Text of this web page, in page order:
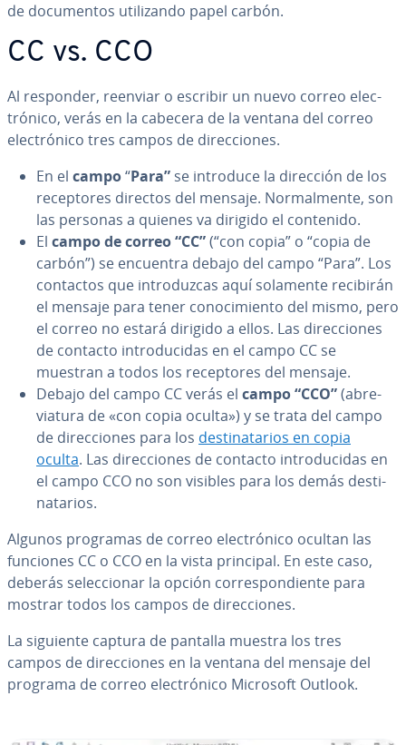
de do­cu­me­n­tos uti­li­za­n­do papel carbón.
CC vs. CCO
Al responder, reenviar o escribir un nuevo correo ele­c­
tró­ni­co, verás en la cabecera de la ventana del correo
ele­c­tró­ni­co tres campos de di­re­c­cio­nes.
En el campo“Para” se introduce la dirección de los
re­ce­p­to­res directos del mensaje. No­r­ma­l­me­n­te, son
las personas a quienes va dirigido el contenido.
El campo de correo “CC”(“con copia” o “copia de
carbón”) se encuentra debajo del campo “Para”. Los
contactos que in­tro­du­z­cas aquí solamente recibirán
el mensaje para tener co­no­ci­mie­n­to del mismo, pero
el correo no estará dirigido a ellos. Las di­re­c­cio­nes
de contacto in­tro­du­ci­das en el campo CC se
muestran a todos los re­ce­p­to­res del mensaje.
Debajo del campo CC verás el campo “CCO”(abre­
via­tu­ra de «con copia oculta») y se trata del campo
de di­re­c­cio­nes para los de­s­ti­na­ta­rios en copia
oculta. Las di­re­c­cio­nes de contacto in­tro­du­ci­das en
el campo CCO no son visibles para los demás de­s­ti­
na­ta­rios.
Algunos programas de correo ele­c­tró­ni­co ocultan las
funciones CC o CCO en la vista principal. En este caso,
deberás se­le­c­cio­nar la opción co­rre­s­po­n­die­n­te para
mostrar todos los campos de di­re­c­cio­nes.
La siguiente captura de pantalla muestra los tres
campos de di­re­c­cio­nes en la ventana del mensaje del
programa de correo ele­c­tró­ni­co Microsoft Outlook.